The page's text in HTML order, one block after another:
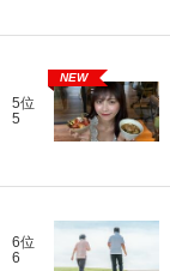
5位
5
NEW
6位
6